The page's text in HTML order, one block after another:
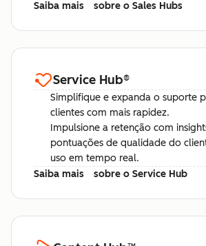
Saiba mais
sobre o Sales Hubs
Service Hub®
Simplifique e expanda o suporte
clientes com mais rapidez.
Impulsione a retenção com
pontuações de qualidade do
uso em tempo real.
Saiba mais
sobre o Service Hub